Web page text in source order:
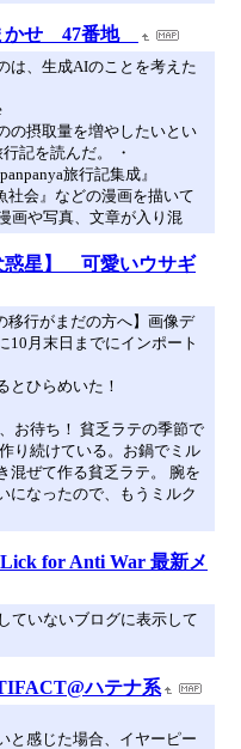
かせ 47番地
は、生成AIのことを考えた
の摂取量を増やしたいとい
記を読んだ。 ・
旅行記集成』
社会』などの漫画を描いて
画や写真、文章が入り混
惑星】 可愛いウサギ
移行がまだの方へ】画像デ
10月末日までにインポート
とひらめいた！
お待ち！ 貧乏ラテの季節で
り続けている。お鍋でミル
混ぜて作る貧乏ラテ。 腕を
になったので、もうミルク
for Anti War 最新メ
ていないブログに表示して
ハテナ系
と感じた場合、イヤーピー